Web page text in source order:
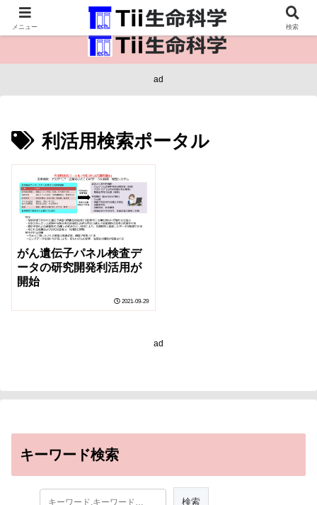
医療保健・生命・生物の情報インフラ。
ad
利活用検索ポータル
がん遺伝子パネル検査デ
ータの研究開発利活用が
開始
2021-09-29
ad
キーワード検索
メニュー 検索